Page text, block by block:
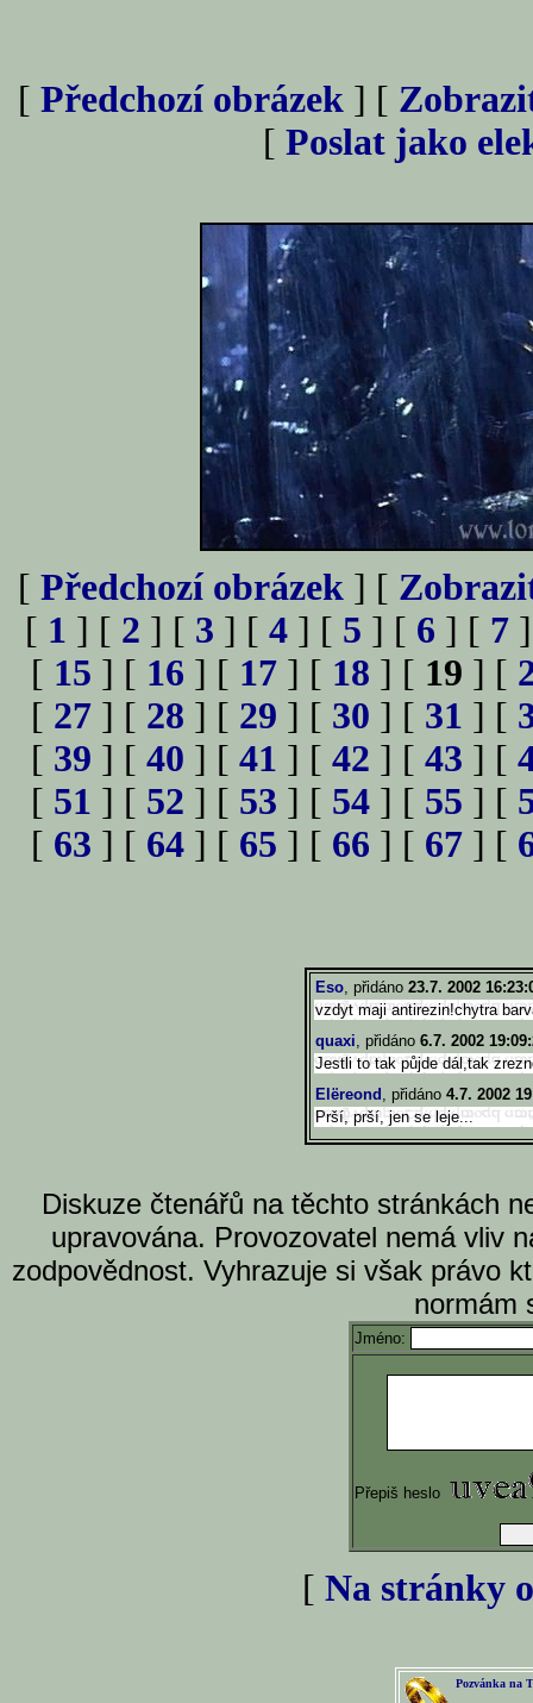
[ Předchozí obrázek ] [
[ Poslat jako
[ Předchozí obrázek ] [
[ 1 ] [ 2 ] [ 3 ] [ 4 ] [ 5 ] [ 6 ] [ 7
[ 15 ] [ 16 ] [ 17 ] [ 18 ] [ 19 ] [
[ 27 ] [ 28 ] [ 29 ] [ 30 ] [ 31 ] [
[ 39 ] [ 40 ] [ 41 ] [ 42 ] [ 43 ] [
[ 51 ] [ 52 ] [ 53 ] [ 54 ] [ 55 ] [
[ 63 ] [ 64 ] [ 65 ] [ 66 ] [ 67 ] [
Eso, přidáno 23.7. 2002
vzdyt maji antirezin!chytra
quaxi, přidáno 6.7. 2002
Jestli to tak půjde dál,tak
Elëreond , přidáno 4.7. 2002
Prší, prší, jen se leje...
Diskuze čtenářů na těchto stránkách
upravována. Provozovatel nemá vliv
zodpovědnost. Vyhrazuje si však právo
normám
Jméno:
Přepiš heslo
[ Na stránky
Pozvánka na